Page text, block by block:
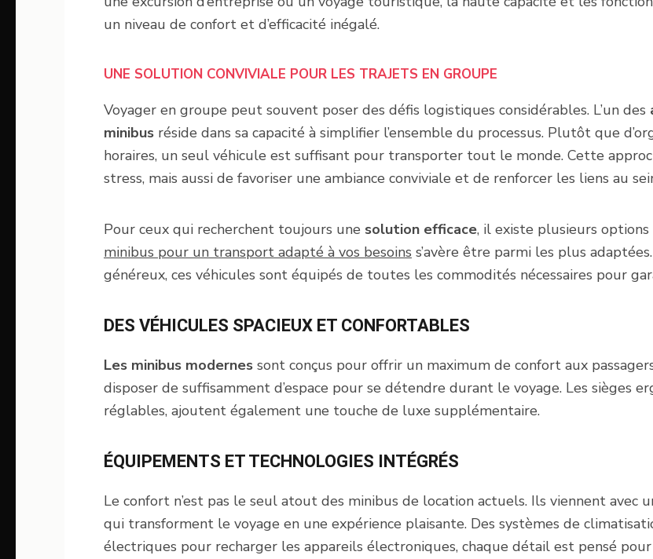
un niveau de confort et d’efficacité inégalé.
UNE SOLUTION CONVIVIALE POUR LES TRAJETS EN GROUPE
Voyager en groupe peut souvent poser des défis logistiques considérables. L’un des
minibus réside dans sa capacité à simplifier l’ensemble du processus. Plutôt que
horaires, un seul véhicule est suffisant pour transporter tout le monde. Cette
stress, mais aussi de favoriser une ambiance conviviale et de renforcer les liens au
Pour ceux qui recherchent toujours une solution efficace, il existe plusieurs options
minibus pour un transport adapté à vos besoins s’avère être parmi les plus
généreux, ces véhicules sont équipés de toutes les commodités nécessaires pour
DES VÉHICULES SPACIEUX ET CONFORTABLES
Les minibus modernes sont conçus pour offrir un maximum de confort aux
disposer de suffisamment d’espace pour se détendre durant le voyage. Les sièges
réglables, ajoutent également une touche de luxe supplémentaire.
ÉQUIPEMENTS ET TECHNOLOGIES INTÉGRÉS
Le confort n’est pas le seul atout des minibus de location actuels. Ils viennent avec
qui transforment le voyage en une expérience plaisante. Des systèmes de
électriques pour recharger les appareils électroniques, chaque détail est pensé